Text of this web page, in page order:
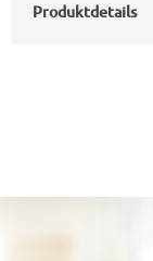
Produktdetails